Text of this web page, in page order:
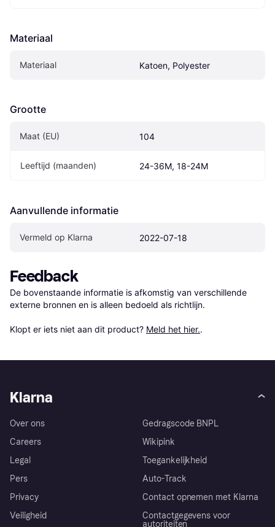
Materiaal
Materiaal Katoen, Polyester
Grootte
Maat (EU) 104
Leeftijd (maanden) 24-36M, 18-24M
Aanvullende informatie
Vermeld op Klarna 2022-07-18
Feedback
De bovenstaande informatie is afkomstig van verschillende
externe bronnen en is alleen bedoeld als richtlijn.
Klopt er iets niet aan dit product? Meld het hier..
Klarna
Over ons
Careers
Legal
Pers
Privacy
Veiligheid
Gedragscode BNPL
Wikipink
Toegankelijkheid
Auto-Track
Contact opnemen met Klarna
Contactgegevens voor
autoriteiten